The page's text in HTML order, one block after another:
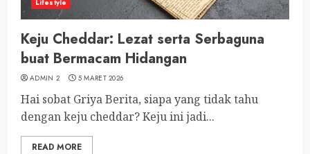
Lifestyle
Keju Cheddar: Lezat serta Serbaguna
buat Bermacam Hidangan
ADMIN 2 5 MARET 2026
Hai sobat Griya Berita, siapa yang tidak tahu
dengan keju cheddar? Keju ini jadi...
READ MORE